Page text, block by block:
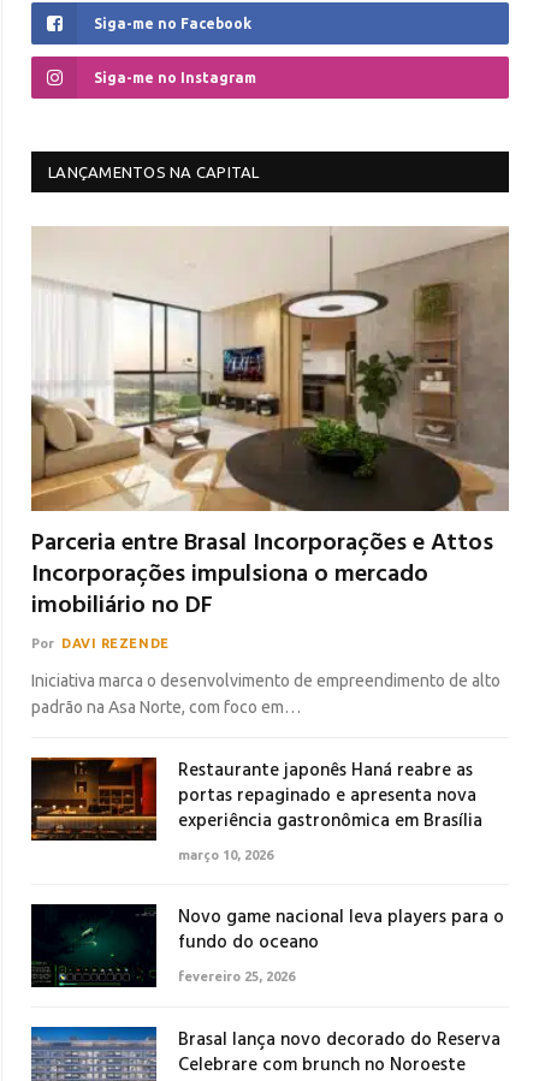
Siga-me no Facebook
Siga-me no Instagram
LANÇAMENTOS NA CAPITAL
Parceria entre Brasal Incorporações e Attos
Incorporações impulsiona o mercado
imobiliário no DF
Por DAVI REZENDE
Iniciativa marca o desenvolvimento de empreendimento de alto
padrão na Asa Norte, com foco em…
Restaurante japonês Haná reabre as
portas repaginado e apresenta nova
experiência gastronômica em Brasília
março 10, 2026
Novo game nacional leva players para o
fundo do oceano
fevereiro 25, 2026
Brasal lança novo decorado do Reserva
Celebrare com brunch no Noroeste